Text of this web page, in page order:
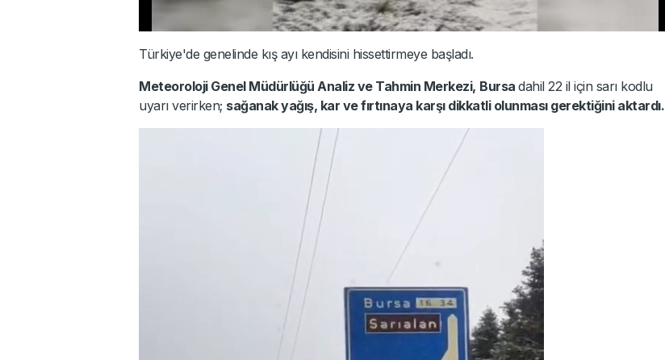
Türkiye'de genelinde kış ayı kendisini hissettirmeye başladı.
Meteoroloji Genel Müdürlüğü Analiz ve Tahmin Merkezi, Bursa dahil 22 il için sarı kodlu
uyarı verirken; sağanak yağış, kar ve fırtınaya karşı dikkatli olunması gerektiğini aktardı.